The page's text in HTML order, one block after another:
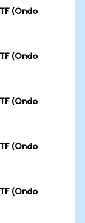
(Ondo
(Ondo
(Ondo
(Ondo
(Ondo